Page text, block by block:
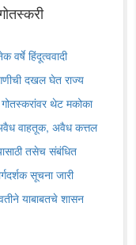
हिंदूत्ववादी
दखल घेत राज्य
थेट मकोका
वाहतूक, अवैध कत्तल
तसेच संबंधित
सूचना जारी
याबाबतचे शासन